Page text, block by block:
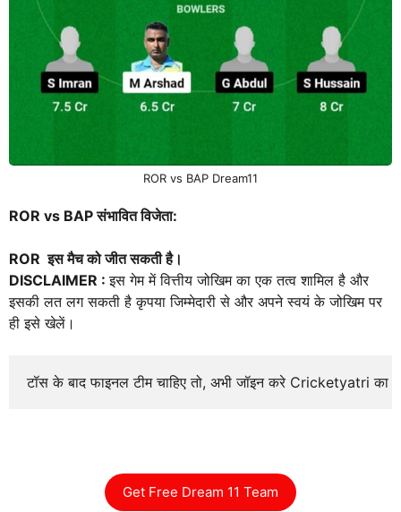
ROR vs BAP Dream11
ROR vs BAP संभावित विजेता:
ROR इस मैच को जीत सकती है।
DISCLAIMER :इस गेम में वित्तीय जोखिम का एक तत्व शामिल है और
इसकी लत लग सकती है कृपया जिम्मेदारी से और अपने स्वयं के जोखिम पर
ही इसे खेलें।
टॉस के बाद फाइनल टीम चाहिए तो, अभी जॉइन करे Cricketyatri
Get Free Dream 11 Team